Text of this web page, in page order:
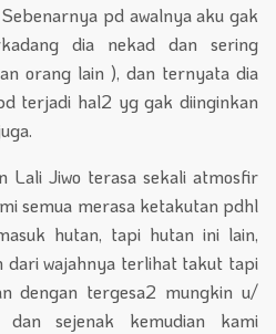
pd awalnya aku gak
dia nekad dan sering
orang lain ), dan ternyata dia
terjadi hal2 yg gak diinginkan
Lali Jiwo terasa sekali atmosfir
semua merasa ketakutan pdhl
hutan, tapi hutan ini lain,
dari wajahnya terlihat takut tapi
dengan tergesa2 mungkin u/
dan sejenak kemudian kami